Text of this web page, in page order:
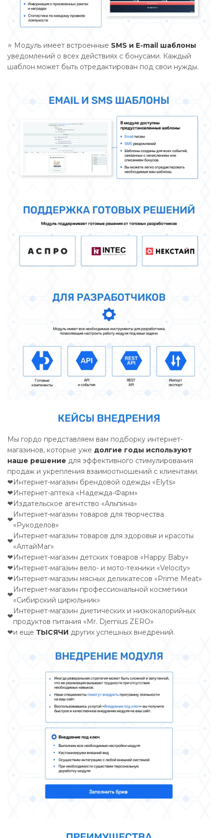
⭐ Модуль имеет встроенные SMS и E-mail шаблоны
уведомлений о всех действиях с бонусами. Каждый
шаблон может быть отредактирован под свои нужды.
Мы гордо представляем вам подборку интернет-
магазинов, которые уже долгие годы используют
наше решение для эффективного стимулирования
продаж и укрепления взаимоотношений с клиентами.
❤Интернет-магазин брендовой одежды «Elyts»
❤Интернет-аптека «Надежда-Фарм»
❤Издательское агентство «Альпина»
❤
Интернет-магазин товаров для творчества
«Рукоделов»
❤
Интернет-магазин товаров для здоровья и красоты
«АлтайМаг»
❤Интернет-магазин детских товаров «Happy Baby»
❤Интернет-магазин вело- и мото-техники «Velocity»
❤Интернет-магазин мясных деликатесов «Prime Meat»
❤
Интернет-магазин профессиональной косметики
«Сибирский цирюльник»
❤
Интернет-магазин диетических и низкокалорийных
продуктов питания «Mr. Djemius ZERO»
❤и еще ТЫСЯЧИ других успешных внедрений.